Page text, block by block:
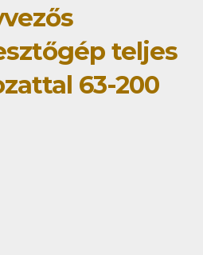
teljes
63-200